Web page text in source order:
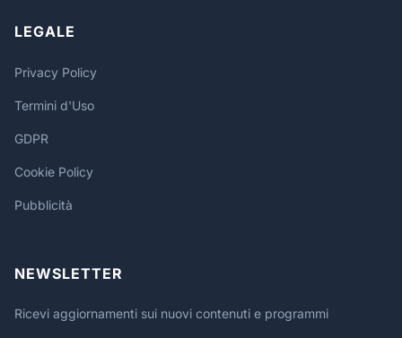
LEGALE
Privacy Policy
Termini d'Uso
GDPR
Cookie Policy
Pubblicità
NEWSLETTER
Ricevi aggiornamenti sui nuovi contenuti e programmi